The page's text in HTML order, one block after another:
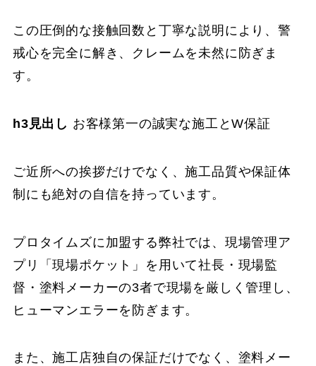
この圧倒的な接触回数と丁寧な説明により、警
戒心を完全に解き、クレームを未然に防ぎま
す。
h3見出し お客様第一の誠実な施工とW保証
ご近所への挨拶だけでなく、施工品質や保証体
制にも絶対の自信を持っています。
プロタイムズに加盟する弊社では、現場管理ア
プリ「現場ポケット」を用いて社長・現場監
督・塗料メーカーの3者で現場を厳しく管理し、
ヒューマンエラーを防ぎます。
また、施工店独自の保証だけでなく、塗料メー